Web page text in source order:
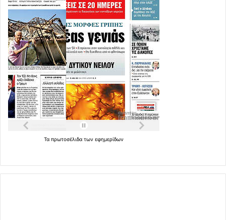
Τα πρωτοσέλιδα των εφημερίδων